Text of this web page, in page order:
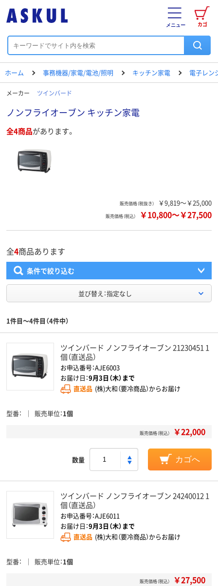
カゴ
メニュー
ホーム 事務機器/家電/電池/照明 キッチン家電 電子レン
メーカー ツインバード
ノンフライオーブン キッチン家電
全4商品があります。
販売価格（税抜き） ￥9,819～￥25,000
販売価格（税込） ￥10,800～￥27,500
全4商品あります
条件で絞り込む
並び替え：指定なし
1件目～4件目（4件中）
ツインバード ノンフライオーブン 21230451 1
個（直送品）
お申込番号：AJE6003
お届け日：9月3日（木）まで
直送品 (株)大和（要冷商品）からお届け
型番 販売単位 1個
販売価格（税込） ￥22,000
数量 カゴへ
ツインバード ノンフライオーブン 24240012 1
個（直送品）
お申込番号：AJE6011
お届け日：9月3日（木）まで
直送品 (株)大和（要冷商品）からお届け
型番 販売単位 1個
販売価格（税込） ￥27,500